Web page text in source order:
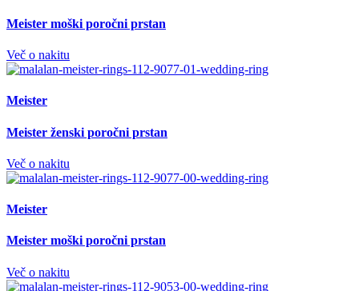
Meister moški poročni prstan
Več o nakitu
Meister
Meister ženski poročni prstan
Več o nakitu
Meister
Meister moški poročni prstan
Več o nakitu